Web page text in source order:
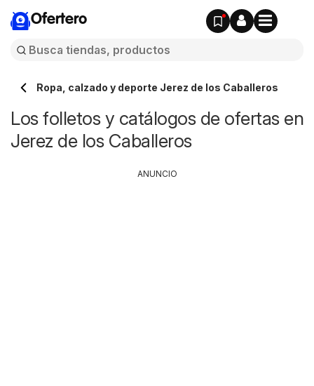
Ofertero
Ropa, calzado y deporte Jerez de los Caballeros
Los folletos y catálogos de ofertas en
Jerez de los Caballeros
ANUNCIO